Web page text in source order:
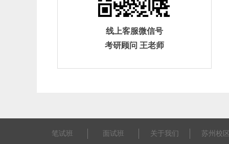
线上客服微信号
考研顾问 王老师
笔试班 面试班 关于我们 苏州校